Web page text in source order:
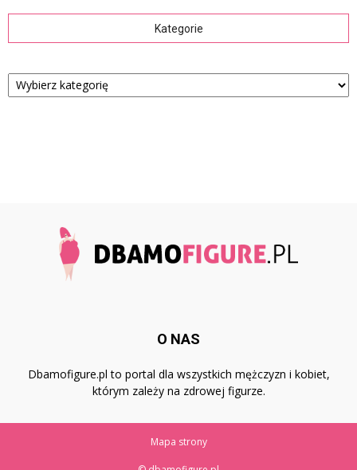
Kategorie
Kategorie
O NAS
Dbamofigure.pl to portal dla wszystkich mężczyzn i kobiet,
którym zależy na zdrowej figurze.
Mapa strony